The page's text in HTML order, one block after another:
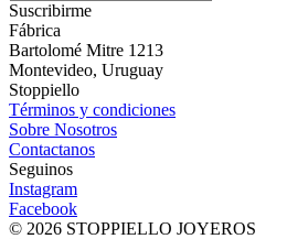
Suscribirme
Fábrica
Bartolomé Mitre 1213
Montevideo, Uruguay
Stoppiello
Términos y condiciones
Sobre Nosotros
Contactanos
Seguinos
Instagram
Facebook
© 2026 STOPPIELLO JOYEROS